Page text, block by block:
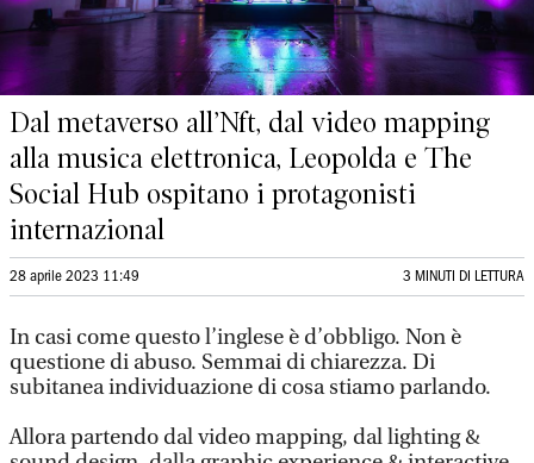
Dal metaverso all’Nft, dal video mapping
alla musica elettronica, Leopolda e The
Social Hub ospitano i protagonisti
internazional
28 aprile 2023 11:49 3 MINUTI DI LETTURA
In casi come questo l’inglese è d’obbligo. Non è
questione di abuso. Semmai di chiarezza. Di
subitanea individuazione di cosa stiamo parlando.
Allora partendo dal video mapping, dal lighting &